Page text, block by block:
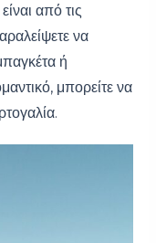
από τις
να
ή
μπορείτε να